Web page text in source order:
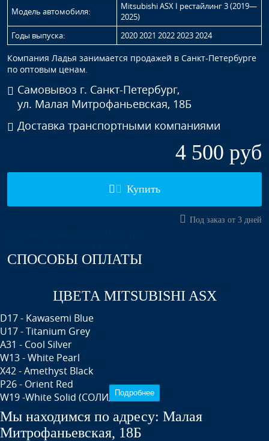
Модель автомобиля:
Mitsubishi ASX I рестайлинг 3 (2019—
2025)
Годы выпуска:
2020 2021 2022 2023 2024
Компания Ладья занимается продажей в Санкт-Петербурге
по оптовым ценам.
Самовывоз г. Санкт-Петербург,
ул. Малая Митрофаньевская, 18Б
Доставка транспортными компаниями
4 500 руб
Купить
Под заказ от 3 дней
СПОСОБЫ ОПЛАТЫ
ЦВЕТА MITSUBISHI ASX
D17 - Kawasemi Blue
U17 - Titanium Grey
A31 - Cool Silver
W13 - White Pearl
X42 - Amethyst Black
P26 - Orient Red
W19 -White Solid (СОЛИД)
C06 - Greyish Brown
D14 - Dark Blue
Подробнее
Мы находимся по адресу: Малая
Митрофаньевская, 18Б